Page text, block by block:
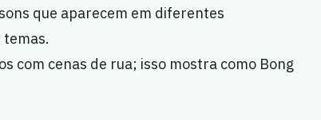
que aparecem em diferentes
temas.
com cenas de rua; isso mostra como Bong